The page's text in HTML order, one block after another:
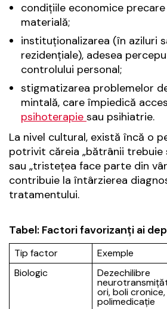
condițiile economice
materială;
instituționalizarea (în aziluri
rezidențiale), adesea
controlului personal;
stigmatizarea problemelor
mintală, care împiedică
psihoterapie sau psihiatrie.
La nivel cultural, există încă o
potrivit căreia „bătrânii trebuie
sau „tristețea face parte din
contribuie la întârzierea
tratamentului.
Tabel: Factori favorizanți ai
Tip factor Exemple
Biologic
Dezechilibre
ori, boli cronice,
polimedicație